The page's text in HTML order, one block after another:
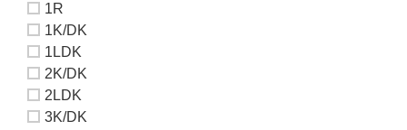
1R
1K/DK
1LDK
2K/DK
2LDK
3K/DK